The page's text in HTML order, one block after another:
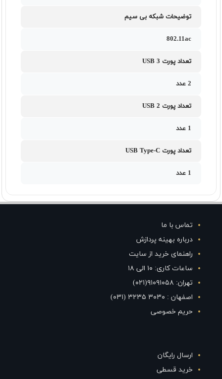
توضیحات شبکه بی سیم
802.11ac
تعداد پورت USB 3
2 عدد
تعداد پورت USB 2
1 عدد
تعداد پورت USB Type-C
1 عدد
تماس با ما
درباره بهینه پردازش
راهنمای خرید از سایت
ساعات کاری: ۱۰ الی ۱۸
تهران: ۹۱۰۹۱۰۵۸(۰۲۱)
اصفهان : ۳۰۳۰ ۳۲۳۵ (۰۳۱)
حریم خصوصی
ارسال رایگان
خرید قسطی